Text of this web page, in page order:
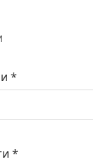
*
*